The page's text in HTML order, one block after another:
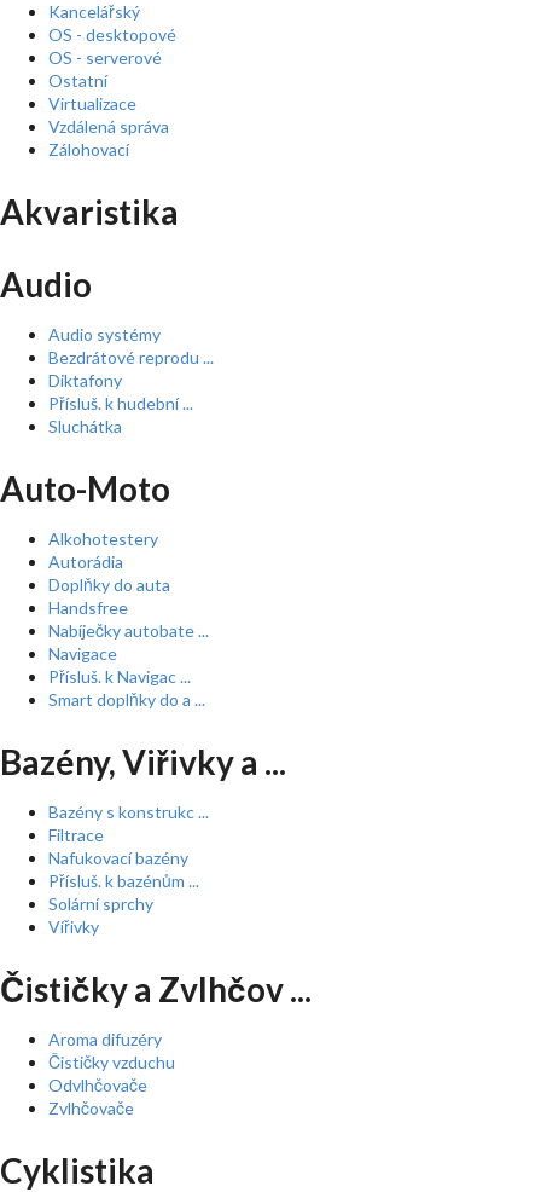
Kancelářský
OS - desktopové
OS - serverové
Ostatní
Virtualizace
Vzdálená správa
Zálohovací
Akvaristika
Audio
Audio systémy
Bezdrátové reprodu ...
Diktafony
Přísluš. k hudební ...
Sluchátka
Auto-Moto
Alkohotestery
Autorádia
Doplňky do auta
Handsfree
Nabíječky autobate ...
Navigace
Přísluš. k Navigac ...
Smart doplňky do a ...
Bazény, Viřivky a ...
Bazény s konstrukc ...
Filtrace
Nafukovací bazény
Přísluš. k bazénům ...
Solární sprchy
Vířivky
Čističky a Zvlhčov ...
Aroma difuzéry
Čističky vzduchu
Odvlhčovače
Zvlhčovače
Cyklistika